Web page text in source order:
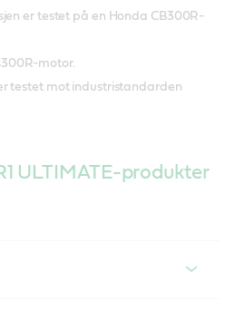
er testet på en Honda CB300R-
motor.
testet mot industristandarden
ULTIMATE-produkter